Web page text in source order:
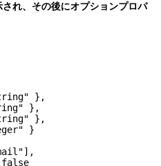
れ、その後にオプションプロパ
},
},
},
}
],
false